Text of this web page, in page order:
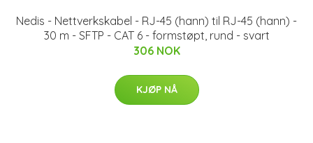
Nedis - Nettverkskabel - RJ-45 (hann) til RJ-45 (hann) -
30 m - SFTP - CAT 6 - formstøpt, rund - svart
306 NOK
KJØP NÅ